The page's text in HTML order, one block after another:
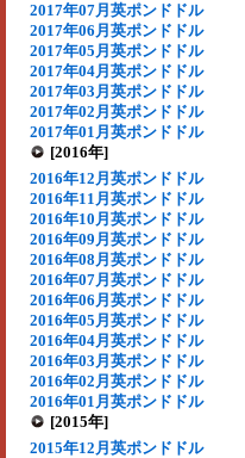
2017年07月英ポンドドル
2017年06月英ポンドドル
2017年05月英ポンドドル
2017年04月英ポンドドル
2017年03月英ポンドドル
2017年02月英ポンドドル
2017年01月英ポンドドル
[2016年]
2016年12月英ポンドドル
2016年11月英ポンドドル
2016年10月英ポンドドル
2016年09月英ポンドドル
2016年08月英ポンドドル
2016年07月英ポンドドル
2016年06月英ポンドドル
2016年05月英ポンドドル
2016年04月英ポンドドル
2016年03月英ポンドドル
2016年02月英ポンドドル
2016年01月英ポンドドル
[2015年]
2015年12月英ポンドドル